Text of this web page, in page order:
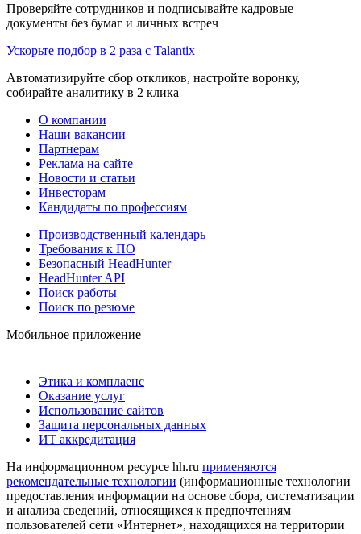
Проверяйте сотрудников и подписывайте кадровые
документы без бумаг и личных встреч
Ускорьте подбор в 2 раза с Talantix
Автоматизируйте сбор откликов, настройте воронку,
собирайте аналитику в 2 клика
О компании
Наши вакансии
Партнерам
Реклама на сайте
Новости и статьи
Инвесторам
Кандидаты по профессиям
Производственный календарь
Требования к ПО
Безопасный HeadHunter
HeadHunter API
Поиск работы
Поиск по резюме
Мобильное приложение
Этика и комплаенс
Оказание услуг
Использование сайтов
Защита персональных данных
ИТ аккредитация
На информационном ресурсе hh.ru применяются
рекомендательные технологии (информационные технологии
предоставления информации на основе сбора, систематизации
и анализа сведений, относящихся к предпочтениям
пользователей сети «Интернет», находящихся на территории